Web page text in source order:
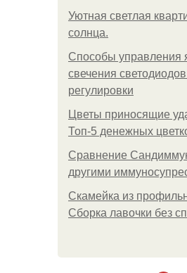
Уютная светлая
солнца.
Способы управления
свечения
регулировки
Цветы приносящие
Топ-5 денежных
Сравнение
другими
Скамейка из
Сборка лавочки без